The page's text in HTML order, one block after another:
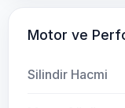
Motor ve
Silindir Hacmi